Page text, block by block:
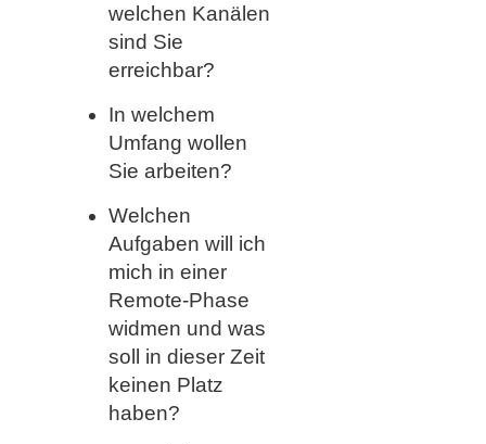
welchen Kanälen
sind Sie
erreichbar?
In welchem
Umfang wollen
Sie arbeiten?
Welchen
Aufgaben will ich
mich in einer
Remote-Phase
widmen und was
soll in dieser Zeit
keinen Platz
haben?